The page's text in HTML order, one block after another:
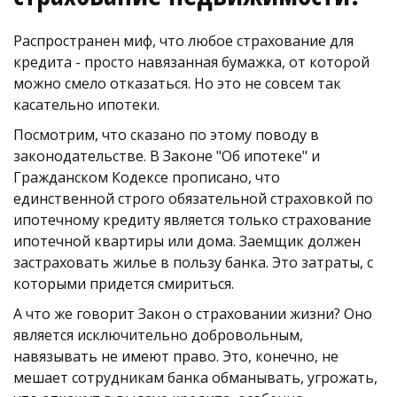
Распространен миф, что любое страхование для
кредита - просто навязанная бумажка, от которой
можно смело отказаться. Но это не совсем так
касательно ипотеки.
Посмотрим, что сказано по этому поводу в
законодательстве. В Законе "Об ипотеке" и
Гражданском Кодексе прописано, что
единственной строго обязательной страховкой по
ипотечному кредиту является только страхование
ипотечной квартиры или дома. Заемщик должен
застраховать жилье в пользу банка. Это затраты, с
которыми придется смириться.
А что же говорит Закон о страховании жизни? Оно
является исключительно добровольным,
навязывать не имеют право. Это, конечно, не
мешает сотрудникам банка обманывать, угрожать,